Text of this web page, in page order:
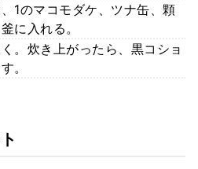
1のマコモダケ、ツナ缶、顆
に入れる。
。炊き上がったら、黒コショ
。